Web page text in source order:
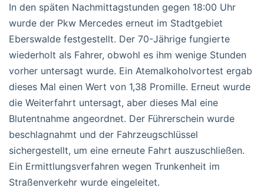
In den späten Nachmittagstunden gegen 18:00 Uhr
wurde der Pkw Mercedes erneut im Stadtgebiet
Eberswalde festgestellt. Der 70-Jährige fungierte
wiederholt als Fahrer, obwohl es ihm wenige Stunden
vorher untersagt wurde. Ein Atemalkoholvortest ergab
dieses Mal einen Wert von 1,38 Promille. Erneut wurde
die Weiterfahrt untersagt, aber dieses Mal eine
Blutentnahme angeordnet. Der Führerschein wurde
beschlagnahmt und der Fahrzeugschlüssel
sichergestellt, um eine erneute Fahrt auszuschließen.
Ein Ermittlungsverfahren wegen Trunkenheit im
Straßenverkehr wurde eingeleitet.